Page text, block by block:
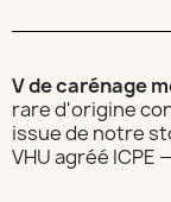
V de carénage
rare d'origine
issue de notre
VHU agréé ICPE